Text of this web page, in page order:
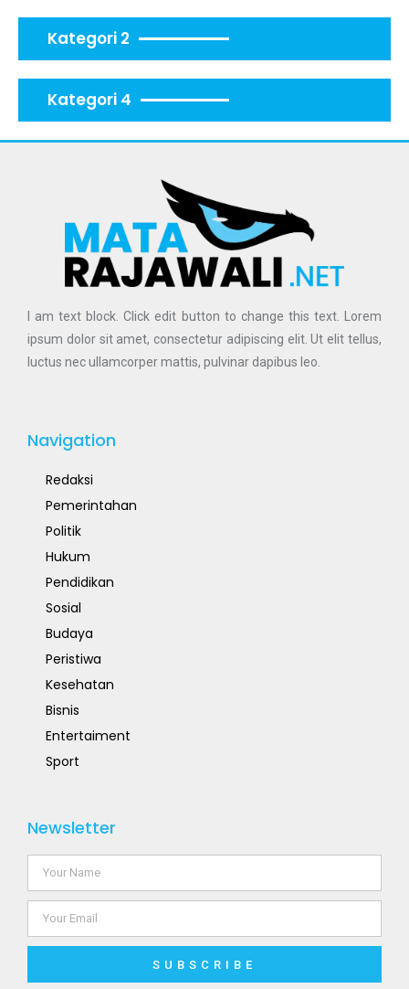
Kategori 2
Kategori 4
I am text block. Click edit button to change this text. Lorem
ipsum dolor sit amet, consectetur adipiscing elit. Ut elit tellus,
luctus nec ullamcorper mattis, pulvinar dapibus leo.
Navigation
Redaksi
Pemerintahan
Politik
Hukum
Pendidikan
Sosial
Budaya
Peristiwa
Kesehatan
Bisnis
Entertaiment
Sport
Newsletter
SUBSCRIBE